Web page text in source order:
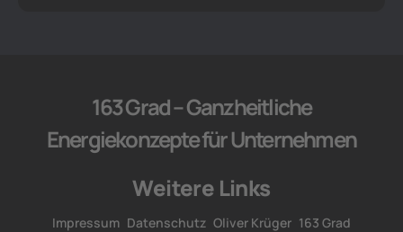
163 Grad – Ganzheitliche
Energiekonzepte für Unternehmen
Weitere Links
Impressum Datenschutz Oliver Krüger 163 Grad